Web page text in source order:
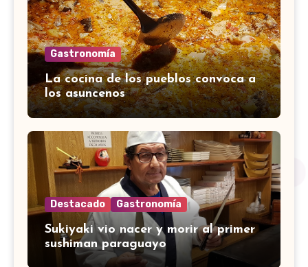
Gastronomía
La cocina de los pueblos convoca a
los asuncenos
Destacado Gastronomía
Sukiyaki vio nacer y morir al primer
sushiman paraguayo